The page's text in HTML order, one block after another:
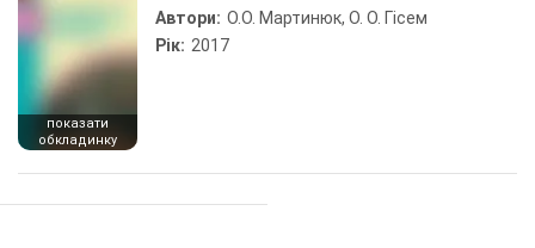
показати
обкладинку
Автори: О.О. Мартинюк, О. О. Гісем
Рік: 2017